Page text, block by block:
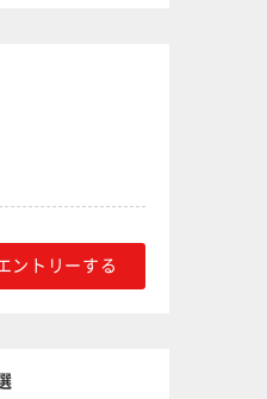
ントリーする